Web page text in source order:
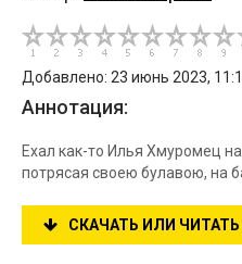
Добавлено: 23 июнь 2023,
Аннотация:
Ехал как-то Илья Хмуромец
потрясая своею булавою, на
СКАЧАТЬ ИЛИ